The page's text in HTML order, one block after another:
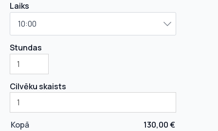
Laiks
Stundas
Cilvēku skaists
Kopā 130,00€